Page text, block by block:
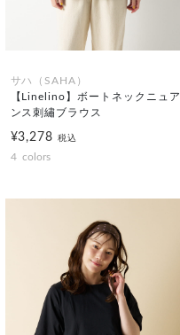
サハ（SAHA）
【Linelino】ボートネックニュア
ンス刺繡ブラウス
¥3,278税込
4 colors